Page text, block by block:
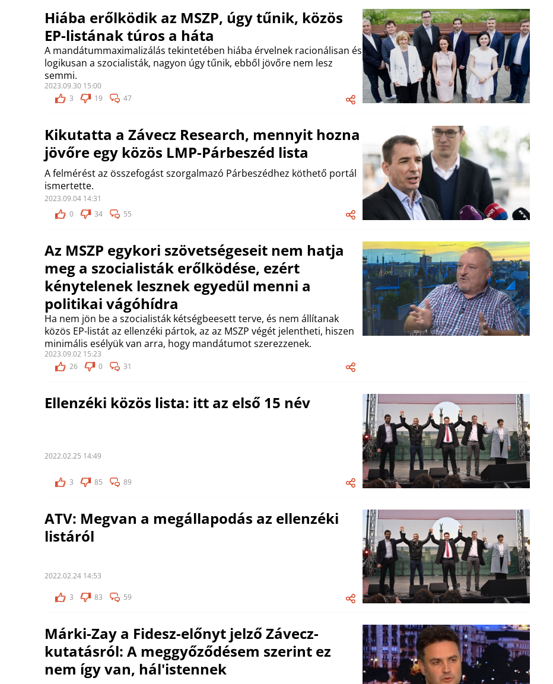
Hiába erőlködik az MSZP, úgy tűnik, közös
EP-listának túros a háta
A mandátummaximalizálás tekintetében hiába érvelnek racionálisan és
logikusan a szocialisták, nagyon úgy tűnik, ebből jövőre nem lesz
semmi.
2023.09.30 15:00
3
19 47
Kikutatta a Závecz Research, mennyit hozna
jövőre egy közös LMP-Párbeszéd lista
A felmérést az összefogást szorgalmazó Párbeszédhez köthető portál
ismertette.
2023.09.04 14:31
0
34 55
Az MSZP egykori szövetségeseit nem hatja
meg a szocialisták erőlködése, ezért
kénytelenek lesznek egyedül menni a
politikai vágóhídra
Ha nem jön be a szocialisták kétségbeesett terve, és nem állítanak
közös EP-listát az ellenzéki pártok, az az MSZP végét jelentheti, hiszen
minimális esélyük van arra, hogy mandátumot szerezzenek.
2023.09.02 15:23
26
0 31
Ellenzéki közös lista: itt az első 15 név
2022.02.25 14:49
3 85 89
ATV: Megvan a megállapodás az ellenzéki
listáról
2022.02.24 14:53
3 83 59
Márki-Zay a Fidesz-előnyt jelző Závecz-
kutatásról: A meggyőződésem szerint ez
nem így van, hál'istennek